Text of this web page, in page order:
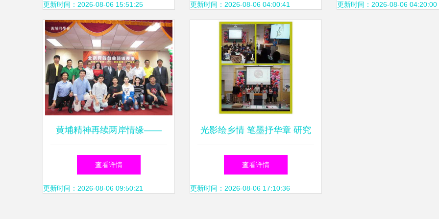
动仪式
更新时间：2026-08-06 15:51:25 更新时间：2026-08-06 04:00:41 更新时间：2026-08-06 04:20:00
黄埔精神再续两岸情缘——
2015年黄埔文化艺术交流访问
团赴台交流纪实
查看详情
更新时间：2026-08-06 09:50:21
光影绘乡情 笔墨抒华章 研究
生院首届摄影征文大赛启幕
查看详情
更新时间：2026-08-06 17:10:36